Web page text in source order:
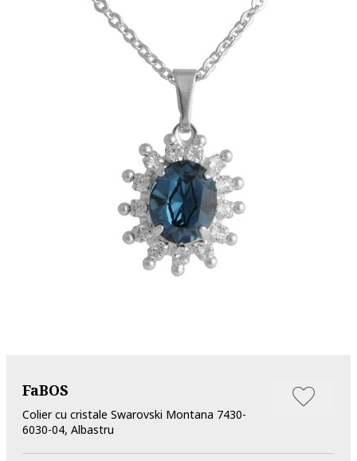
FaBOS
Colier cu cristale Swarovski Montana 7430-
6030-04, Albastru